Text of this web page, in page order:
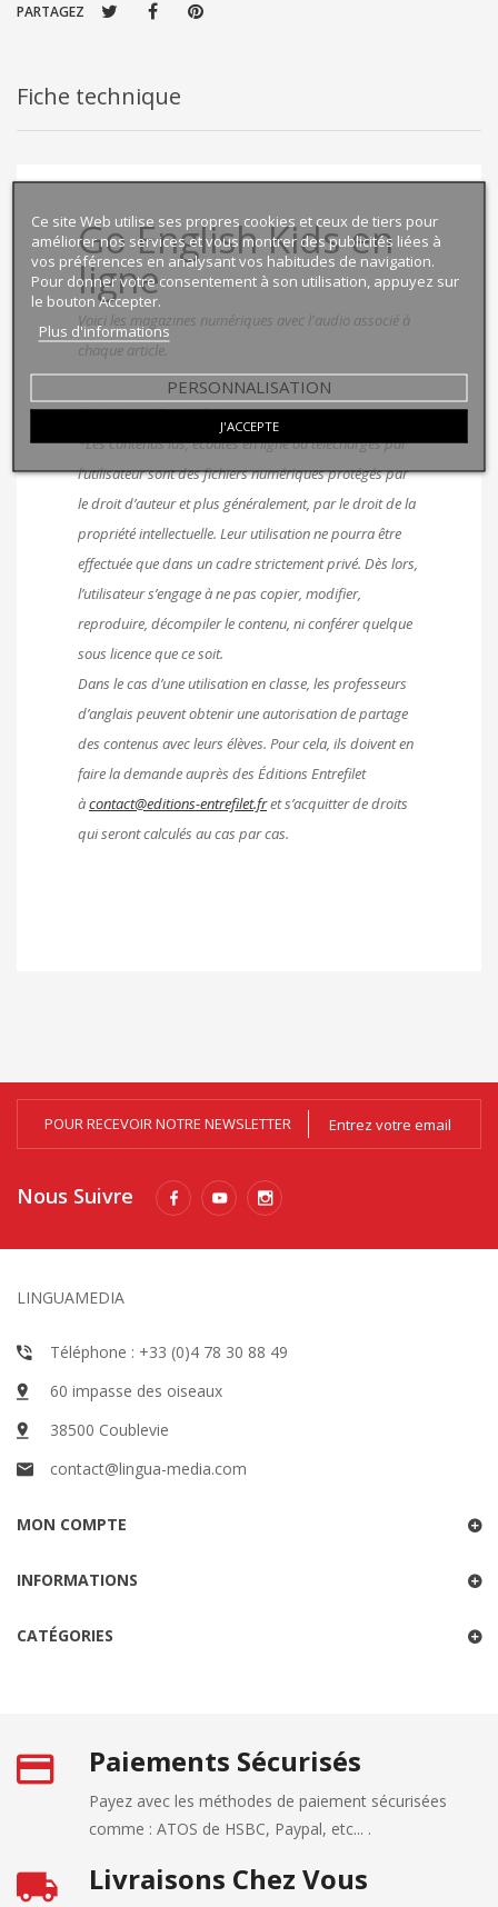
PARTAGEZ
Fiche technique
Go English Kidsen
ligne
Voici les magazines numériques avec l'audio associé à
chaque article.
Attention au Copyright :
*Les contenus lus, écoutés en ligne ou téléchargés par
l’utilisateur sont des fichiers numériques protégés par
le droit d’auteur et plus généralement, par le droit de la
propriété intellectuelle. Leur utilisation ne pourra être
effectuée que dans un cadre strictement privé. Dès lors,
l’utilisateur s’engage à ne pas copier, modifier,
reproduire, décompiler le contenu, ni conférer quelque
sous licence que ce soit.
Dans le cas d’une utilisation en classe, les professeurs
d’anglais peuvent obtenir une autorisation de partage
des contenus avec leurs élèves. Pour cela, ils doivent en
faire la demande auprès des Éditions Entrefilet
àcontact@editions-entrefilet.fret s’acquitter de droits
qui seront calculés au cas par cas.
Ce site Web utilise ses propres cookies et ceux de tiers pour
améliorer nos services et vous montrer des publicités liées à
vos préférences en analysant vos habitudes de navigation.
Pour donner votre consentement à son utilisation, appuyez sur
le bouton Accepter.
Plus d'informations
PERSONNALISATION
J'ACCEPTE
POUR RECEVOIR NOTRE NEWSLETTER
Nous Suivre
LINGUAMEDIA
Téléphone : +33 (0)4 78 30 88 49
60 impasse des oiseaux
38500 Coublevie
contact@lingua-media.com
MON COMPTE
INFORMATIONS
CATÉGORIES
Paiements Sécurisés
Payez avec les méthodes de paiement sécurisées
comme : ATOS de HSBC, Paypal, etc... .
Livraisons Chez Vous